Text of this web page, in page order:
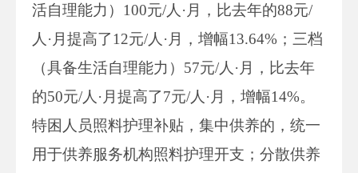
活自理能力）100元/人·月，比去年的88元/
人·月提高了12元/人·月，增幅13.64%；三档
（具备生活自理能力）57元/人·月，比去年
的50元/人·月提高了7元/人·月，增幅14%。
特困人员照料护理补贴，集中供养的，统一
用于供养服务机构照料护理开支；分散供养